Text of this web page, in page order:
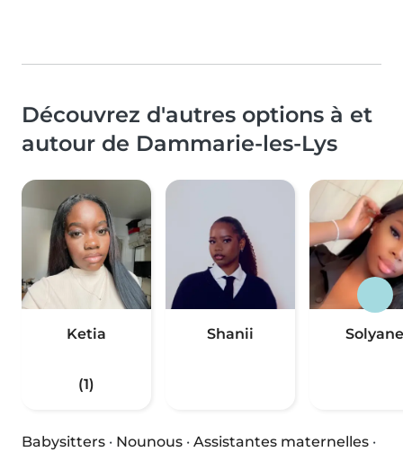
Découvrez d'autres options à et
autour de Dammarie-les-Lys
Ketia
(1)
Shanii Solyane
Babysitters · Nounous · Assistantes maternelles ·